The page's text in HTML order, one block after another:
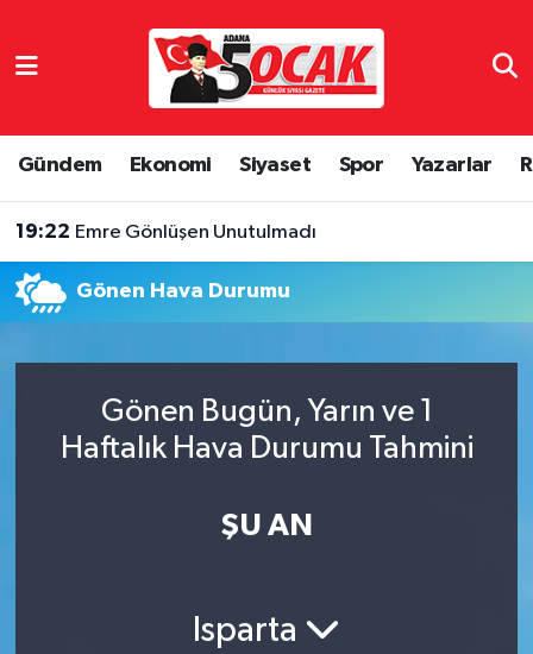
Gündem Ekonomi Siyaset Spor Yazarlar
19:22 Emre Gönlüşen Unutulmadı
Gönen Hava Durumu
Gönen Bugün, Yarın ve 1
Haftalık Hava Durumu Tahmini
ŞU AN
Isparta
Gündem
Adana Nöbetçi Eczaneler
Son Dakika Haberleri